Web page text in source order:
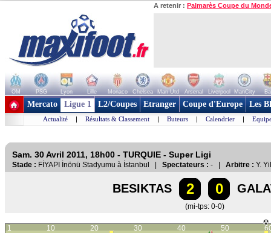
A retenir : Palmarès Coupe du
OM PSG Lyon Lille Monaco Chelsea Man Utd Arsenal Liverpool ManCity
+ de clubs
Mercato Ligue 1 L2/Coupes Etranger Coupe d'Europe Les
Actualité | Résultats & Classement | Buteurs | Calendrier |
Sam. 30 Avril 2011, 18h00 - TURQUIE - Super Ligi
Stade : FİYAPI İnönü Stadyumu à İstanbul | Spectateurs : - | Arbitre : Y.
BESIKTAS 2 0
(mi-tps: 0-0)
1 10 20 30 40 50